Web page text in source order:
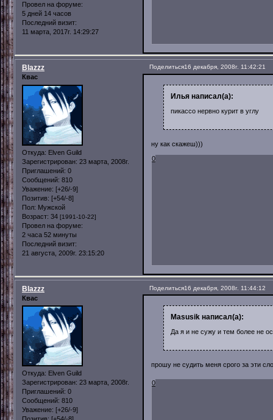
Провел на форуме:
5 дней 14 часов
Последний визит:
11 марта, 2017г. 14:29:27
Поделиться16 декабря, 2008г. 11:42:21
Blazzz
Квас
Откуда: Elven Guild
Зарегистрирован: 23 марта, 2008г.
Приглашений: 0
Сообщений: 810
Уважение: [+26/-9]
Позитив: [+54/-8]
Пол: Мужской
Возраст: 34 [1991-10-22]
Провел на форуме:
2 часа 52 минуты
Последний визит:
21 августа, 2009г. 23:15:20
Илья написал(а):
пикассо нервно курит в углу
ну как скажеш)))
0
Поделиться16 декабря, 2008г. 11:44:12
Blazzz
Квас
Откуда: Elven Guild
Зарегистрирован: 23 марта, 2008г.
Приглашений: 0
Сообщений: 810
Уважение: [+26/-9]
Masusik написал(а):
Да я и не сужу и тем более не
прошу не судить меня срого за эти
0